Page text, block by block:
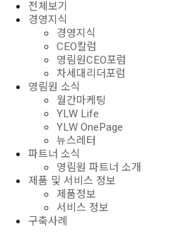
전체보기
경영지식
경영지식
CEO칼럼
영림원CEO포럼
차세대리더포럼
영림원 소식
월간마케팅
YLW Life
YLW OnePage
뉴스레터
파트너 소식
영림원 파트너 소개
제품 및 서비스 정보
제품정보
서비스 정보
구축사례